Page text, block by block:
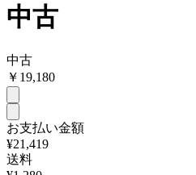
中古
中古
￥ 19,180
お支払い金額
¥21,419
送料